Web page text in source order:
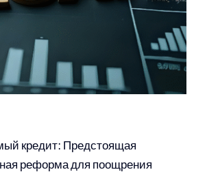
кредит: Предстоящая
реформа для поощрения